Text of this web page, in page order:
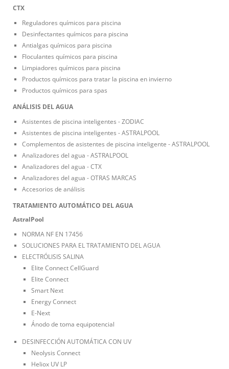
CTX
Reguladores químicos para piscina
Desinfectantes químicos para piscina
Antialgas químicos para piscina
Floculantes químicos para piscina
Limpiadores químicos para piscina
Productos químicos para tratar la piscina en invierno
Productos químicos para spas
ANÁLISIS DEL AGUA
Asistentes de piscina inteligentes - ZODIAC
Asistentes de piscina inteligentes - ASTRALPOOL
Complementos de asistentes de piscina inteligente - ASTRALPOOL
Analizadores del agua - ASTRALPOOL
Analizadores del agua - CTX
Analizadores del agua - OTRAS MARCAS
Accesorios de análisis
TRATAMIENTO AUTOMÁTICO DEL AGUA
AstralPool
NORMA NF EN 17456
SOLUCIONES PARA EL TRATAMIENTO DEL AGUA
ELECTRÓLISIS SALINA
Elite Connect CellGuard
Elite Connect
Smart Next
Energy Connect
E-Next
Ánodo de toma equipotencial
DESINFECCIÓN AUTOMÁTICA CON UV
Neolysis Connect
Heliox UV LP